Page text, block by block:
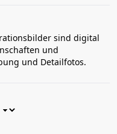
sind digital
und
und Detailfotos.